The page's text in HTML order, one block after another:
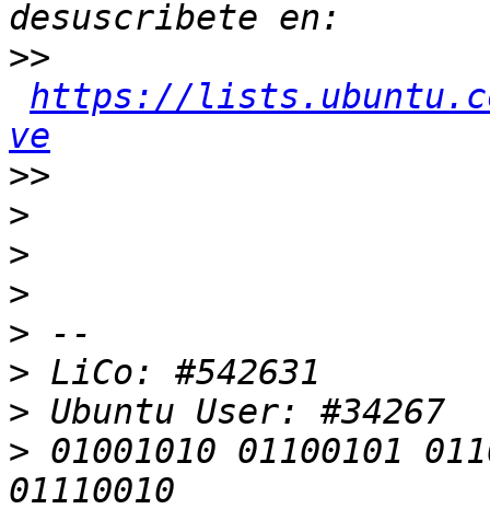
>>
https://
ve
>>
>
>
>
>
>
>
> 01001010 01100101